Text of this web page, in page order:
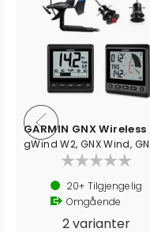
20+ Tilgjengelig
Omgående
2 varianter